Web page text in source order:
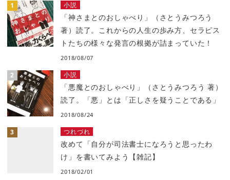
小説
「神さまとのおしゃべり」（さとうみつろう
著）読了。これからの人生の歩み方、セラピス
トたちの様々な発言の根拠が詰まっていた！
2018/08/07
小説
「悪魔とのおしゃべり」（さとうみつろう 著）
読了。「悪」とは「正しさを疑うことである」
2018/08/24
つれづれ
改めて「自分が司法書士になろうと思ったわ
け」を書いてみよう【雑記】
2018/02/01